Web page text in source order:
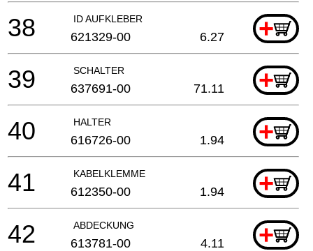
ID AUFKLEBER +
38 621329-00 6.27
SCHALTER +
39 637691-00 71.11
HALTER +
40 616726-00 1.94
KABELKLEMME +
41 612350-00 1.94
ABDECKUNG +
42 613781-00 4.11